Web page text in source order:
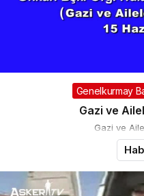
Genelkurmay
Gazi ve
Gazi ve